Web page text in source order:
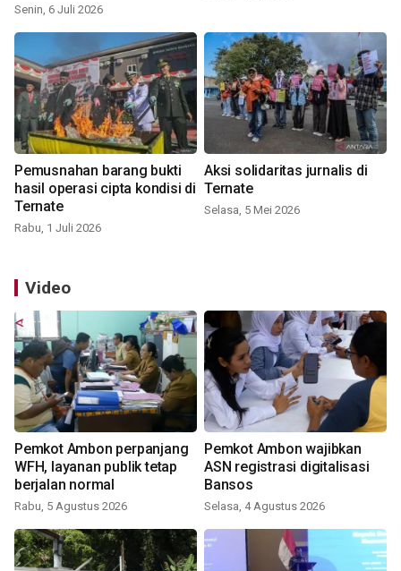
Senin, 6 Juli 2026
Pemusnahan barang bukti
hasil operasi cipta kondisi di
Ternate
Rabu, 1 Juli 2026
Aksi solidaritas jurnalis di
Ternate
Selasa, 5 Mei 2026
Video
Pemkot Ambon perpanjang
WFH, layanan publik tetap
berjalan normal
Rabu, 5 Agustus 2026
Pemkot Ambon wajibkan
ASN registrasi digitalisasi
Bansos
Selasa, 4 Agustus 2026